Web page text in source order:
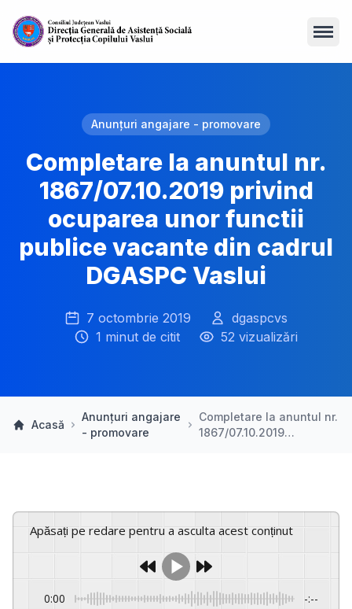
Anunțuri angajare - promovare
Completare la anuntul nr.
1867/07.10.2019 privind
ocuparea unor functii
publice vacante din cadrul
DGASPC Vaslui
7 octombrie 2019
dgaspcvs
1 minut de citit
52 vizualizări
Acasă
Anunțuri angajare
- promovare
Completare la anuntul nr.
1867/07.10.2019…
Apăsați pe redare pentru a asculta acest conținut
0:00 -:--